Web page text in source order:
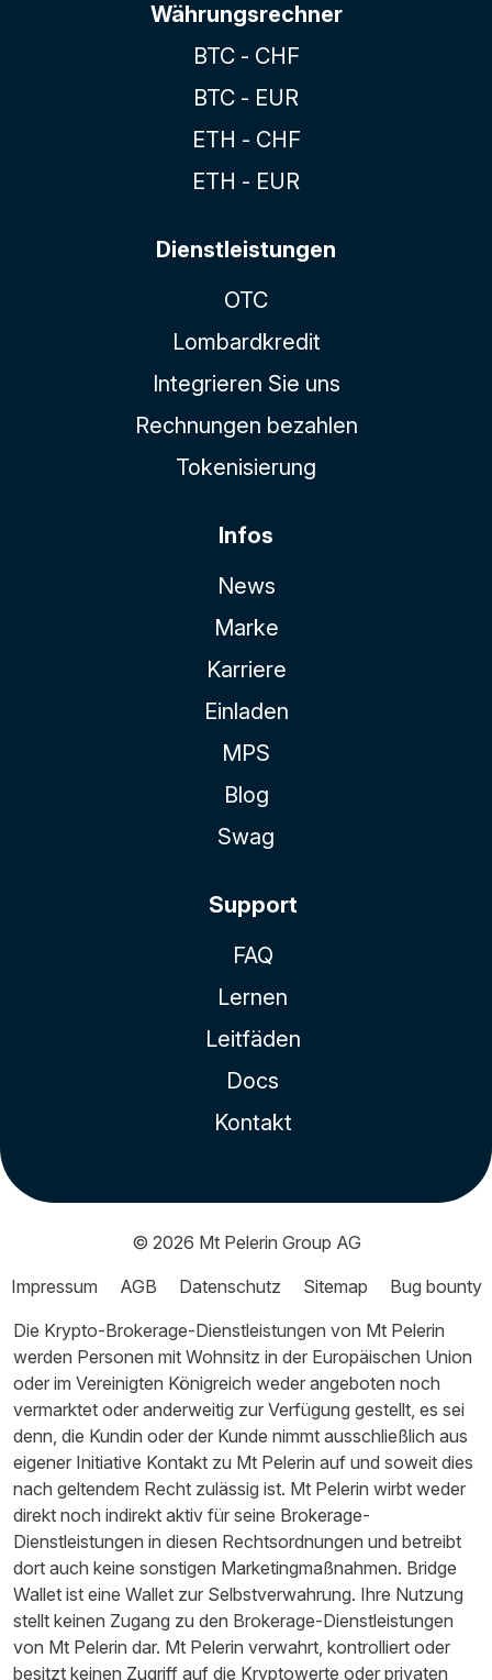
Währungsrechner
BTC - CHF
BTC - EUR
ETH - CHF
ETH - EUR
Dienstleistungen
OTC
Lombardkredit
Integrieren Sie uns
Rechnungen bezahlen
Tokenisierung
Infos
News
Marke
Karriere
Einladen
MPS
Blog
Swag
Support
FAQ
Lernen
Leitfäden
Docs
Kontakt
© 2026 Mt Pelerin Group AG
Impressum
AGB Datenschutz Sitemap
Bug bounty
Die Krypto-Brokerage-Dienstleistungen von Mt Pelerin
werden Personen mit Wohnsitz in der Europäischen Union
oder im Vereinigten Königreich weder angeboten noch
vermarktet oder anderweitig zur Verfügung gestellt, es sei
denn, die Kundin oder der Kunde nimmt ausschließlich aus
eigener Initiative Kontakt zu Mt Pelerin auf und soweit dies
nach geltendem Recht zulässig ist. Mt Pelerin wirbt weder
direkt noch indirekt aktiv für seine Brokerage-
Dienstleistungen in diesen Rechtsordnungen und betreibt
dort auch keine sonstigen Marketingmaßnahmen. Bridge
Wallet ist eine Wallet zur Selbstverwahrung. Ihre Nutzung
stellt keinen Zugang zu den Brokerage-Dienstleistungen
von Mt Pelerin dar. Mt Pelerin verwahrt, kontrolliert oder
besitzt keinen Zugriff auf die Kryptowerte oder privaten